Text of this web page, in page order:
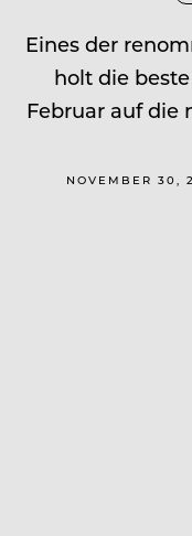
Eines der
holt die
Februar auf die
NOVEMBER 30,